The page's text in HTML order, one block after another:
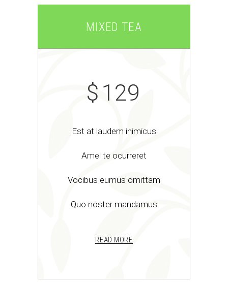
MIXED TEA
$ 129
Est at laudem inimicus
Amel te ocurreret
Vocibus eumus omittam
Quo noster mandamus
READ MORE